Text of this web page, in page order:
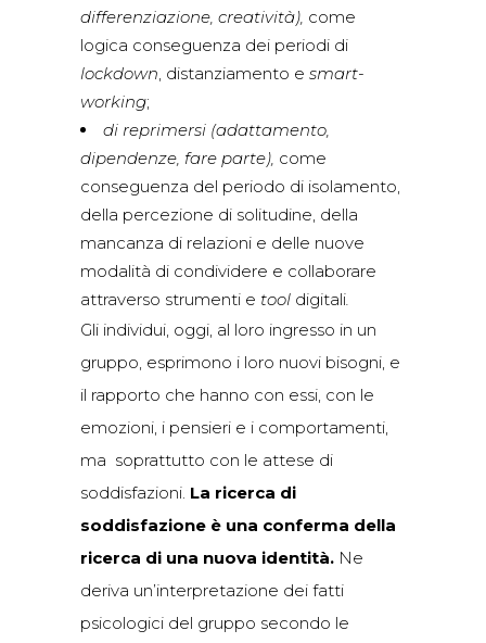
differenziazione, creatività), come
logica conseguenza dei periodi di
lockdown , distanziamento e smart-
working;
di reprimersi (adattamento,
dipendenze, fare parte), come
conseguenza del periodo di isolamento,
della percezione di solitudine, della
mancanza di relazioni e delle nuove
modalità di condividere e collaborare
attraverso strumenti e tool digitali
Gli individui, oggi, al loro ingresso in un
gruppo, esprimono i loro nuovi bisogni, e
il rapporto che hanno con essi, con le
emozioni, i pensieri e i comportamenti,
ma soprattutto con le attese di
soddisfazioni. La ricerca di
soddisfazione è una conferma della
ricerca di una nuova identità. Ne
deriva un’interpretazione dei fatti
psicologici del gruppo secondo le